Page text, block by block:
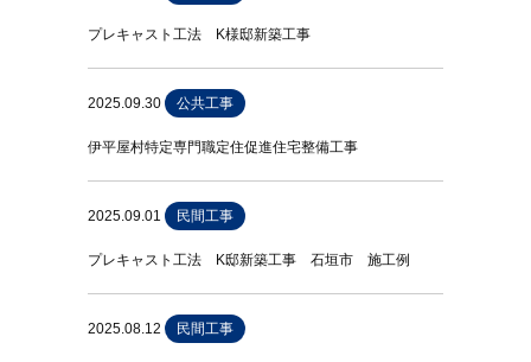
プレキャスト工法 K様邸新築工事
2025.09.30 公共工事
伊平屋村特定専門職定住促進住宅整備工事
2025.09.01 民間工事
プレキャスト工法 K邸新築工事 石垣市 施工例
2025.08.12 民間工事